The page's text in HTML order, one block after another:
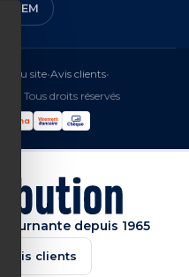
VEM
du site•Avis clients•
- Tous droits réservés
depuis 1965
Avis clients